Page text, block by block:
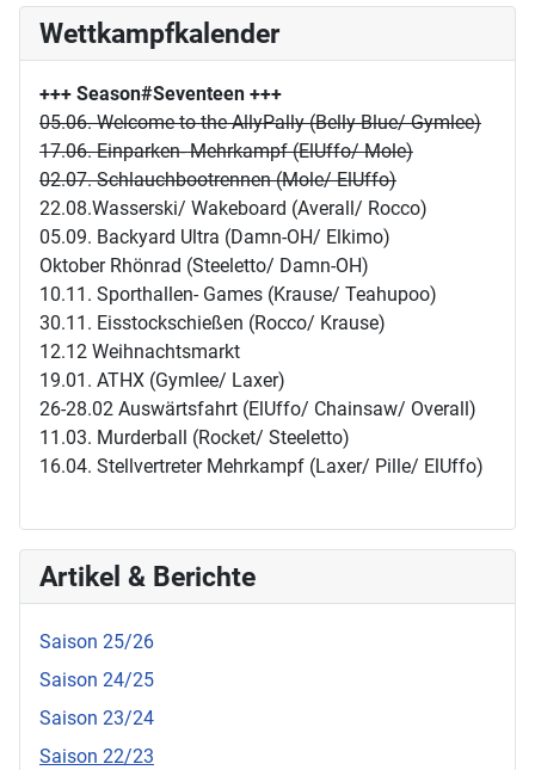
Wettkampfkalender
+++ Season#Seventeen +++
05.06. Welcome to the AllyPally (Belly Blue/ Gymlee)
17.06. Einparken- Mehrkampf (ElUffo/ Mole)
02.07. Schlauchbootrennen (Mole/ ElUffo)
22.08.Wasserski/ Wakeboard (Averall/ Rocco)
05.09. Backyard Ultra (Damn-OH/ Elkimo)
Oktober Rhönrad (Steeletto/ Damn-OH)
10.11. Sporthallen- Games (Krause/ Teahupoo)
30.11. Eisstockschießen (Rocco/ Krause)
12.12 Weihnachtsmarkt
19.01. ATHX (Gymlee/ Laxer)
26-28.02 Auswärtsfahrt (ElUffo/ Chainsaw/ Overall)
11.03. Murderball (Rocket/ Steeletto)
16.04. Stellvertreter Mehrkampf (Laxer/ Pille/ ElUffo)
Artikel & Berichte
Saison 25/26
Saison 24/25
Saison 23/24
Saison 22/23